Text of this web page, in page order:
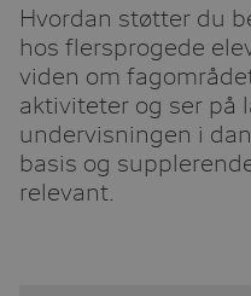
Hvordan støtter du
hos flersprogede
viden om
aktiviteter og ser på
undervisningen i
basis og
relevant.